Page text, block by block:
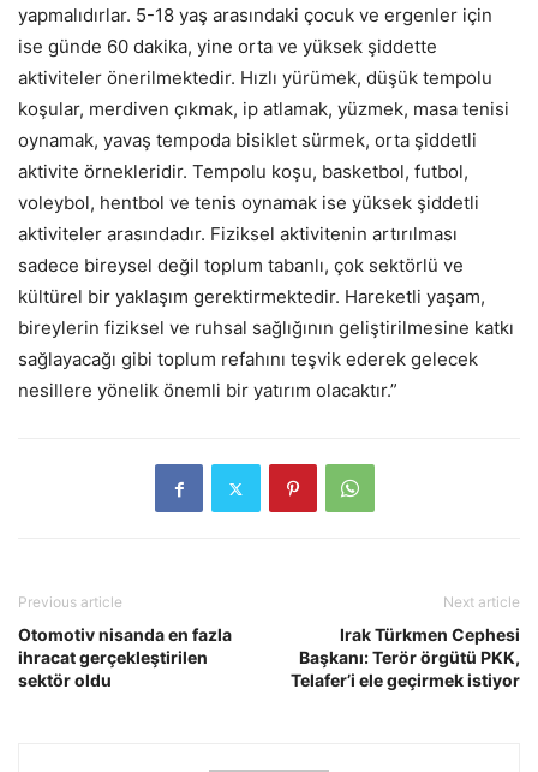
yapmalıdırlar. 5-18 yaş arasındaki çocuk ve ergenler için
ise günde 60 dakika, yine orta ve yüksek şiddette
aktiviteler önerilmektedir. Hızlı yürümek, düşük tempolu
koşular, merdiven çıkmak, ip atlamak, yüzmek, masa tenisi
oynamak, yavaş tempoda bisiklet sürmek, orta şiddetli
aktivite örnekleridir. Tempolu koşu, basketbol, futbol,
voleybol, hentbol ve tenis oynamak ise yüksek şiddetli
aktiviteler arasındadır. Fiziksel aktivitenin artırılması
sadece bireysel değil toplum tabanlı, çok sektörlü ve
kültürel bir yaklaşım gerektirmektedir. Hareketli yaşam,
bireylerin fiziksel ve ruhsal sağlığının geliştirilmesine katkı
sağlayacağı gibi toplum refahını teşvik ederek gelecek
nesillere yönelik önemli bir yatırım olacaktır.”
Previous article
Otomotiv nisanda en fazla
ihracat gerçekleştirilen
sektör oldu
Next article
Irak Türkmen Cephesi
Başkanı: Terör örgütü PKK,
Telafer’i ele geçirmek istiyor